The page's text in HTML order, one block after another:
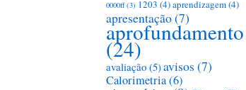
0000ff(3) 1203 (4)aprendizagem(4)
apresentação(7)
aprofundamento
(24)
avaliação (5)avisos (7)
Calorimetria(6)